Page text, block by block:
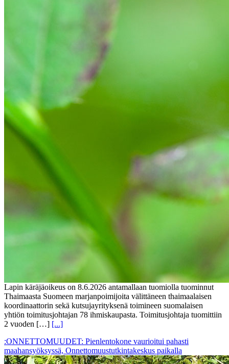
Lapin käräjäoikeus on 8.6.2026 antamallaan tuomiolla tuominnut
Thaimaasta Suomeen marjanpoimijoita välittäneen thaimaalaisen
koordinaattorin sekä kutsujayrityksenä toimineen suomalaisen
yhtiön toimitusjohtajan 78 ihmiskaupasta. Toimitusjohtaja tuomittiin
2 vuoden […] [...]
:ONNETTOMUUDET: Pienlentokone vaurioitui pahasti
maahansyöksyssä, Onnettomuustutkintakeskus paikalla